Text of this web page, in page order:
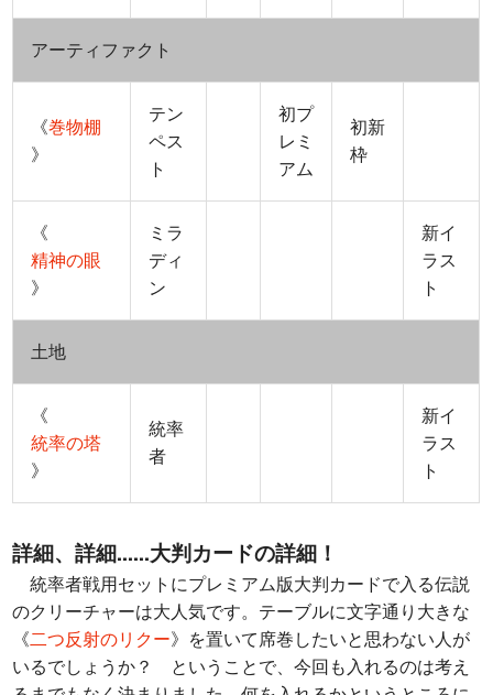
アーティファクト
《巻物棚
》
テン
ペス
ト
初プ
レミ
アム
初新
枠
《
精神の眼
》
ミラ
ディ
ン
新イ
ラス
ト
土地
《
統率の塔
》
統率
者
新イ
ラス
ト
詳細、詳細……大判カードの詳細！
統率者戦用セットにプレミアム版大判カードで入る伝説
のクリーチャーは大人気です。テーブルに文字通り大きな
《二つ反射のリクー》を置いて席巻したいと思わない人が
いるでしょうか？ ということで、今回も入れるのは考え